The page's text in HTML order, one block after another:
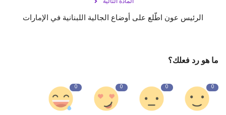
الرئيس عون اطّلع على أوضاع الجالية اللبنانية في الإمارات
ما هو رد فعلك؟
0
0
0
0